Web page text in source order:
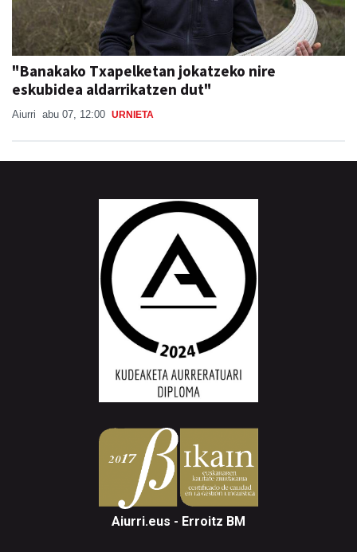
"Banakako Txapelketan jokatzeko nire
eskubidea aldarrikatzen dut"
Aiurri abu 07, 12:00 URNIETA
Aiurri.eus - Erroitz BM